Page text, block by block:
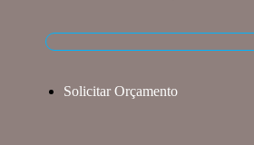
Solicitar Orçamento